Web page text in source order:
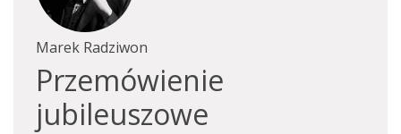
Marek Radziwon
Przemówienie
jubileuszowe